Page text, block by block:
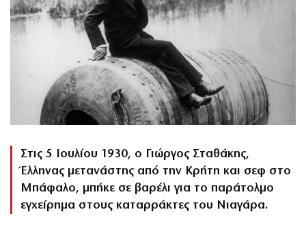
Στις 5 Ιουλίου 1930, ο Γιώργος Σταθάκης,
Έλληνας μετανάστης από την Κρήτη και σεφ στο
Μπάφαλο, μπήκε σε βαρέλι για το παράτολμο
εγχείρημα στους καταρράκτες του Νιαγάρα.